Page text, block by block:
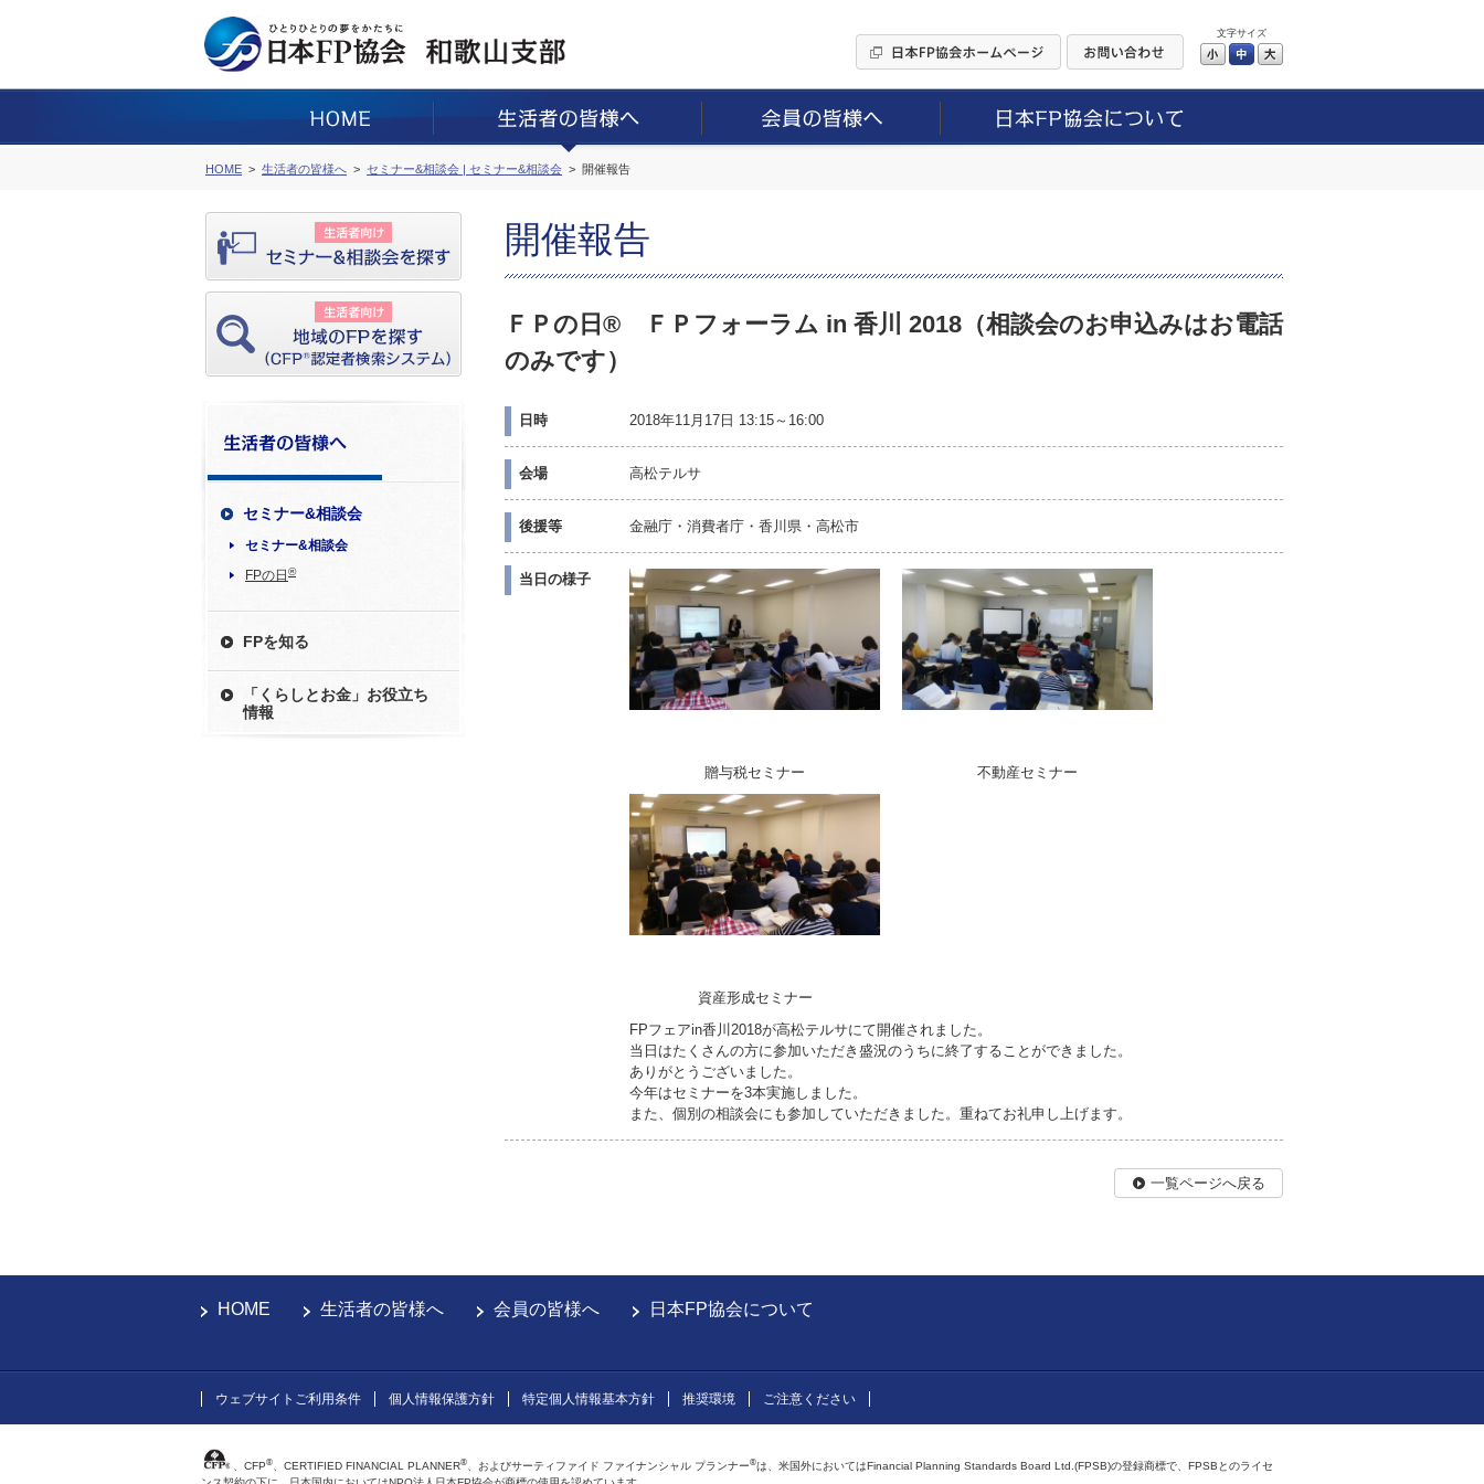
文字サイズ
小 中
HOME 生活者の皆様へ セミナー&相談会 | セミナー&相談会 開催報告
セミナー&相談会
セミナー&相談会
FPの日 ®
FPを知る
「くらしとお金」お役立ち
情報
開催報告
ＦＰの日® ＦＰフォーラム in 香川 2018（相談会のお申込みはお電話
のみです）
日時 2018年11月17日 13:15～16:00
会場 高松テルサ
後援等 金融庁・消費者庁・香川県・高松市
当日の様子
贈与税セミナー 不動産セミナー
資産形成セミナー
FPフェアin香川2018が高松テルサにて開催されました。
当日はたくさんの方に参加いただき盛況のうちに終了することができました。
ありがとうございました。
今年はセミナーを3本実施しました。
また、個別の相談会にも参加していただきました。重ねてお礼申し上げます。
一覧ページへ戻る
HOME 生活者の皆様へ 会員の皆様へ 日本FP協会について
ウェブサイトご利用条件 個人情報保護方針 特定個人情報基本方針 推奨環境 ご注意ください
、CFP® 、CERTIFIED FINANCIAL PLANNER® 、およびサーティファイド ファイナンシャル プランナー®は、米国外においてはFinancial Planning Standards Board Ltd.(FPSB)の登録商標で、FPSBとのライセ